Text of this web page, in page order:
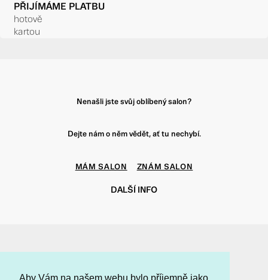
PŘIJÍMÁME PLATBU
hotově
kartou
Nenašli jste svůj oblíbený salon?
Dejte nám o něm vědět, ať tu nechybí.
MÁM SALON ZNÁM SALON
DALŠÍ INFO